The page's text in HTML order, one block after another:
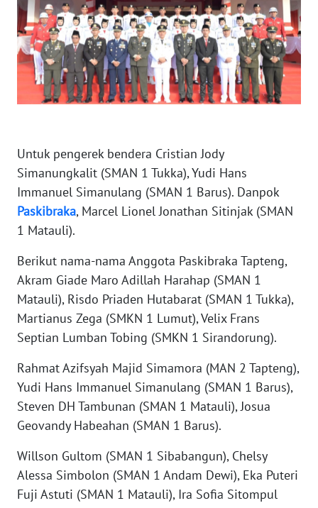
Untuk pengerek bendera Cristian Jody
Simanungkalit (SMAN 1 Tukka), Yudi Hans
Immanuel Simanulang (SMAN 1 Barus). Danpok
Paskibraka, Marcel Lionel Jonathan Sitinjak (SMAN
1 Matauli).
Berikut nama-nama Anggota Paskibraka Tapteng,
Akram Giade Maro Adillah Harahap (SMAN 1
Matauli), Risdo Priaden Hutabarat (SMAN 1 Tukka),
Martianus Zega (SMKN 1 Lumut), Velix Frans
Septian Lumban Tobing (SMKN 1 Sirandorung).
Rahmat Azifsyah Majid Simamora (MAN 2 Tapteng),
Yudi Hans Immanuel Simanulang (SMAN 1 Barus),
Steven DH Tambunan (SMAN 1 Matauli), Josua
Geovandy Habeahan (SMAN 1 Barus).
Willson Gultom (SMAN 1 Sibabangun), Chelsy
Alessa Simbolon (SMAN 1 Andam Dewi), Eka Puteri
Fuji Astuti (SMAN 1 Matauli), Ira Sofia Sitompul
WN
SUMSEL
WN
BENGKULU
WN
NUSANTARA
WN
JOGJA
JATIM
WN
WN
KALBAR
WN
KALTENG